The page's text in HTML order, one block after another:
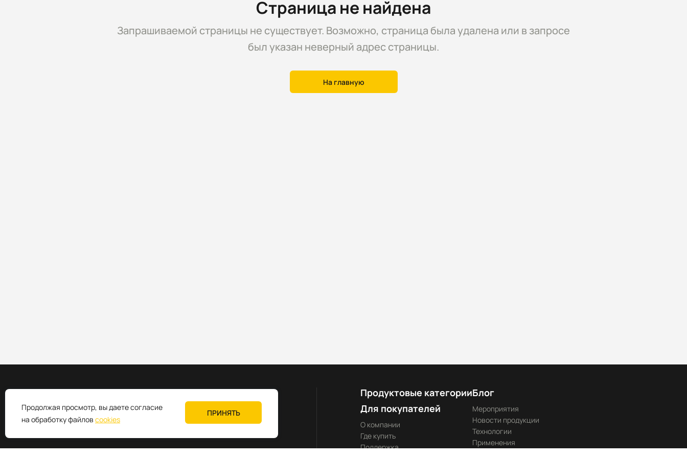
Страница не найдена
Запрашиваемой страницы не существует. Возможно, страница была удалена или в запросе
был указан неверный адрес страницы.
На главную
Промышленное коммуникационное оборудование
Продуктовые категории
Для покупателей
О компании
Где купить
Поддержка
Блог
Мероприятия
Новости продукции
Технологии
Применения
Продолжая просмотр, вы даете согласие
на обработку файлов cookies
ПРИНЯТЬ